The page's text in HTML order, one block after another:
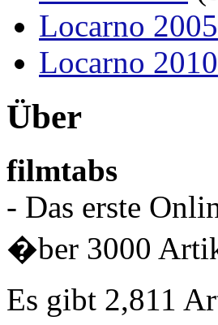
Locarno 2005
Locarno 2010
Über
filmtabs
- Das erste
�ber 3000
Es gibt 2,811